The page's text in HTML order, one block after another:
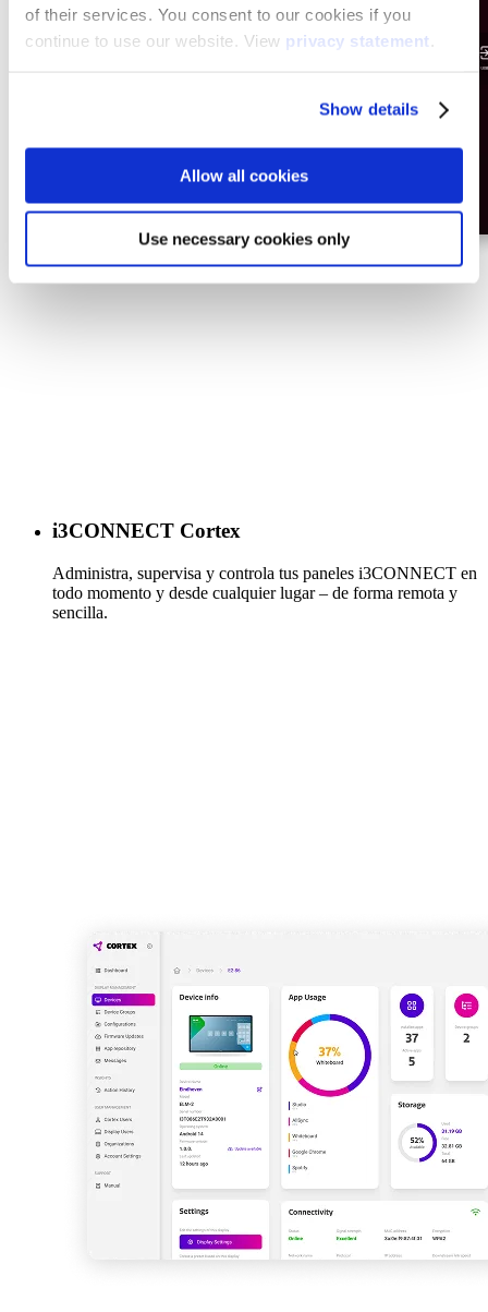
of their services. You consent to our cookies if you
continue to use our website. View privacy statement.
Show details
Allow all cookies
Use necessary cookies only
i3CONNECT Cortex
Administra, supervisa y controla tus paneles i3CONNECT en
todo momento y desde cualquier lugar – de forma remota y
sencilla.